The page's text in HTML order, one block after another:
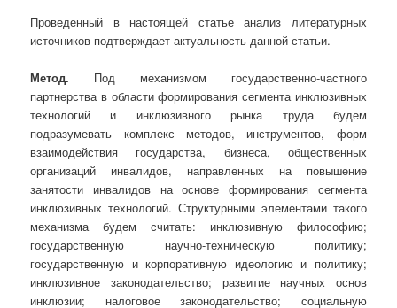
Проведенный в настоящей статье анализ литературных
источников подтверждает актуальность данной статьи.
Метод. Под механизмом государственно-частного
партнерства в области формирования сегмента инклюзивных
технологий и инклюзивного рынка труда будем
подразумевать комплекс методов, инструментов, форм
взаимодействия государства, бизнеса, общественных
организаций инвалидов, направленных на повышение
занятости инвалидов на основе формирования сегмента
инклюзивных технологий. Структурными элементами такого
механизма будем считать: инклюзивную философию;
государственную научно-техническую политику;
государственную и корпоративную идеологию и политику;
инклюзивное законодательство; развитие научных основ
инклюзии; налоговое законодательство; социальную